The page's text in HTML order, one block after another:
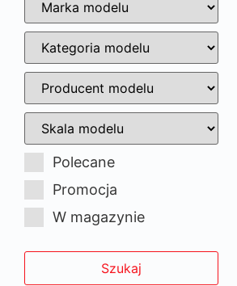
Polecane
Promocja
W magazynie